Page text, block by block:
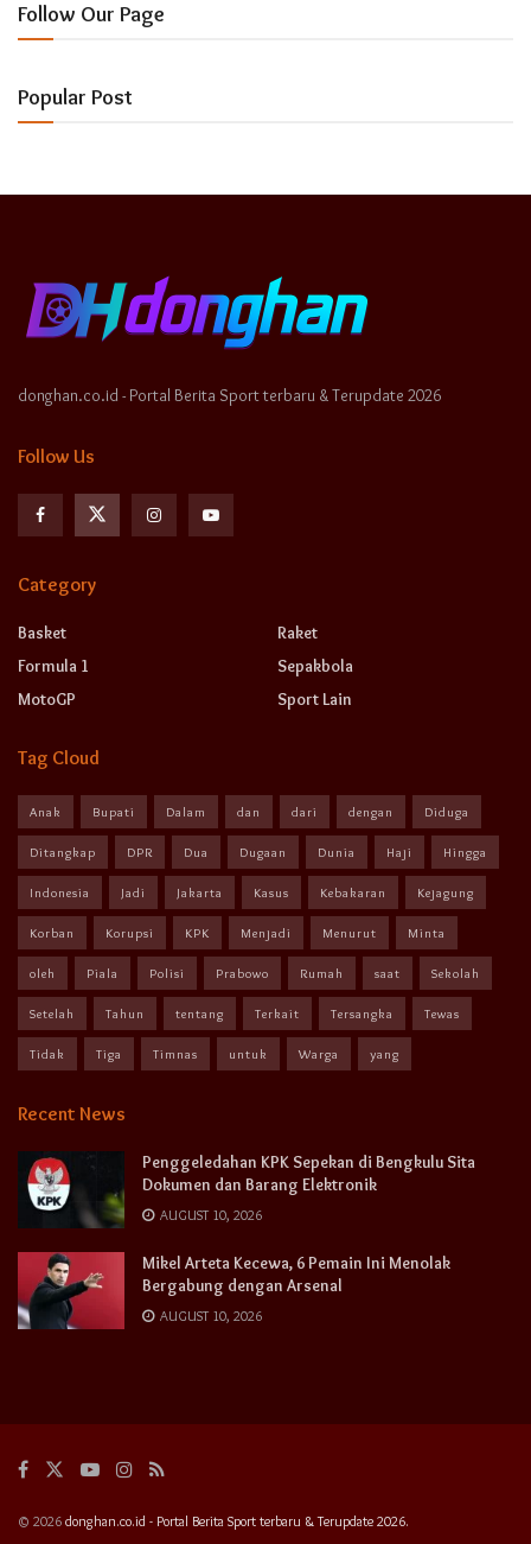
Follow Our Page
Popular Post
donghan.co.id - Portal Berita Sport terbaru & Terupdate 2026
Follow Us
Category
Basket
Formula 1
MotoGP
Raket
Sepakbola
Sport Lain
Tag Cloud
Anak Bupati Dalam dan dari dengan Diduga
Ditangkap DPR Dua Dugaan Dunia Haji Hingga
Indonesia Jadi Jakarta Kasus Kebakaran Kejagung
Korban Korupsi KPK Menjadi Menurut Minta
oleh Piala Polisi Prabowo Rumah saat Sekolah
Setelah Tahun tentang Terkait Tersangka Tewas
Tidak Tiga Timnas untuk Warga yang
Recent News
Penggeledahan KPK Sepekan di Bengkulu Sita
Dokumen dan Barang Elektronik
AUGUST 10, 2026
Mikel Arteta Kecewa, 6 Pemain Ini Menolak
Bergabung dengan Arsenal
AUGUST 10, 2026
© 2026 donghan.co.id - Portal Berita Sport terbaru & Terupdate 2026.